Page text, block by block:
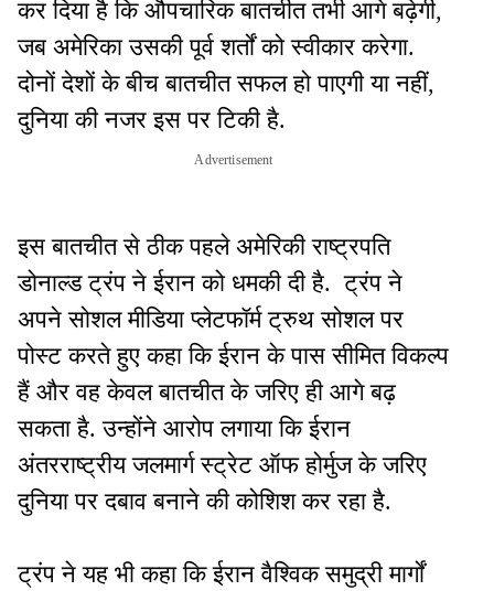
कर दिया है कि औपचारिक बातचीत तभी आगे बढ़ेगी,
जब अमेरिका उसकी पूर्व शर्तों को स्वीकार करेगा.
दोनों देशों के बीच बातचीत सफल हो पाएगी या नहीं,
दुनिया की नजर इस पर टिकी है.
Advertisement
इस बातचीत से ठीक पहले अमेरिकी राष्ट्रपति
डोनाल्ड ट्रंप ने ईरान को धमकी दी है. ट्रंप ने
अपने सोशल मीडिया प्लेटफॉर्म ट्रुथ सोशल पर
पोस्ट करते हुए कहा कि ईरान के पास सीमित विकल्प
हैं और वह केवल बातचीत के जरिए ही आगे बढ़
सकता है. उन्होंने आरोप लगाया कि ईरान
अंतरराष्ट्रीय जलमार्ग स्ट्रेट ऑफ होर्मुज के जरिए
दुनिया पर दबाव बनाने की कोशिश कर रहा है.
ट्रंप ने यह भी कहा कि ईरान वैश्विक समुद्री मार्गों